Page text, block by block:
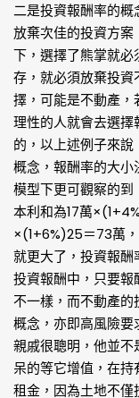
二是投資報酬率的
放棄次佳的投資方
下，選擇了熊掌就
存，就必須放棄投
擇，可能是不動產，
理性的人就會去選
的，以上述例子來
概念，報酬率的大
模型下更可觀察的
本利和為17萬
×(1+6%)25＝73萬
就更大了，投資報
投資報酬中，只要報
不一樣，而不動產
概念，亦即高風險
親戚很聰明，他並
呆的等它增值，在
租金，因為土地不